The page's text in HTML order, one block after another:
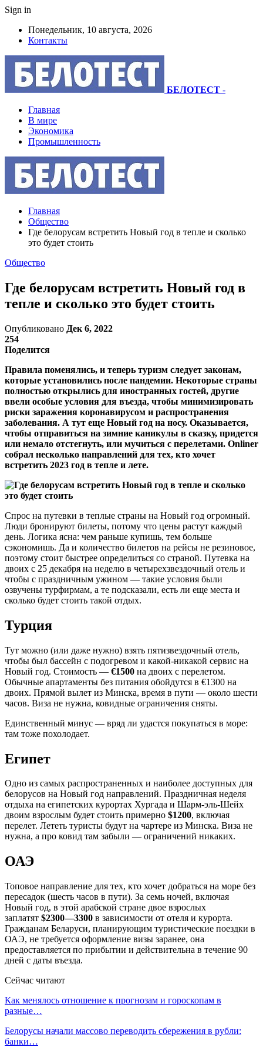
Sign in
Понедельник, 10 августа, 2026
Контакты
БЕЛОТЕСТ -
Главная
В мире
Экономика
Промышленность
Главная
Общество
Где белорусам встретить Новый год в тепле и сколько
это будет стоить
Общество
Где белорусам встретить Новый год в
тепле и сколько это будет стоить
Опубликовано Дек 6, 2022
254
Поделится
Правила поменялись, и теперь туризм следует законам,
которые установились после пандемии. Некоторые страны
полностью открылись для иностранных гостей, другие
ввели особые условия для въезда, чтобы минимизировать
риски заражения коронавирусом и распространения
заболевания. А тут еще Новый год на носу. Оказывается,
чтобы отправиться на зимние каникулы в сказку, придется
или немало отстегнуть, или мучиться с перелетами. Onliner
собрал несколько направлений для тех, кто хочет
встретить 2023 год в тепле и лете.
Спрос на путевки в теплые страны на Новый год огромный.
Люди бронируют билеты, потому что цены растут каждый
день. Логика ясна: чем раньше купишь, тем больше
сэкономишь. Да и количество билетов на рейсы не резиновое,
поэтому стоит быстрее определиться со страной. Путевка на
двоих с 25 декабря на неделю в четырехзвездочный отель и
чтобы с праздничным ужином — такие условия были
озвучены турфирмам, а те подсказали, есть ли еще места и
сколько будет стоить такой отдых.
Турция
Тут можно (или даже нужно) взять пятизвездочный отель,
чтобы был бассейн с подогревом и какой-никакой сервис на
Новый год. Стоимость — €1500 на двоих с перелетом.
Обычные апартаменты без питания обойдутся в €1300 на
двоих. Прямой вылет из Минска, время в пути — около шести
часов. Виза не нужна, ковидные ограничения сняты.
Единственный минус — вряд ли удастся покупаться в море:
там тоже похолодает.
Египет
Одно из самых распространенных и наиболее доступных для
белорусов на Новый год направлений. Праздничная неделя
отдыха на египетских курортах Хургада и Шарм-эль-Шейх
двоим взрослым будет стоить примерно $1200, включая
перелет. Лететь туристы будут на чартере из Минска. Виза не
нужна, а про ковид там забыли — ограничений никаких.
ОАЭ
Топовое направление для тех, кто хочет добраться на море без
пересадок (шесть часов в пути). За семь ночей, включая
Новый год, в этой арабской стране двое взрослых
заплатят $2300—3300 в зависимости от отеля и курорта.
Гражданам Беларуси, планирующим туристические поездки в
ОАЭ, не требуется оформление визы заранее, она
предоставляется по прибытии и действительна в течение 90
дней с даты въезда.
Сейчас читают
Как менялось отношение к прогнозам и гороскопам в
разные…
Белорусы начали массово переводить сбережения в рубли:
банки…